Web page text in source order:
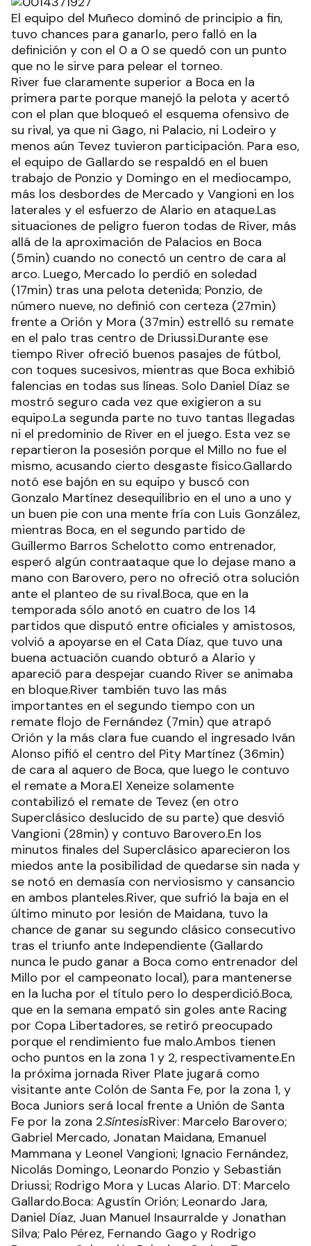
El equipo del Muñeco dominó de principio a fin,
tuvo chances para ganarlo, pero falló en la
definición y con el 0 a 0 se quedó con un punto
que no le sirve para pelear el torneo.
River fue claramente superior a Boca en la
primera parte porque manejó la pelota y acertó
con el plan que bloqueó el esquema ofensivo de
su rival, ya que ni Gago, ni Palacio, ni Lodeiro y
menos aún Tevez tuvieron participación. Para eso,
el equipo de Gallardo se respaldó en el buen
trabajo de Ponzio y Domingo en el mediocampo,
más los desbordes de Mercado y Vangioni en los
laterales y el esfuerzo de Alario en ataque.Las
situaciones de peligro fueron todas de River, más
allá de la aproximación de Palacios en Boca
(5min) cuando no conectó un centro de cara al
arco. Luego, Mercado lo perdió en soledad
(17min) tras una pelota detenida; Ponzio, de
número nueve, no definió con certeza (27min)
frente a Orión y Mora (37min) estrelló su remate
en el palo tras centro de Driussi.Durante ese
tiempo River ofreció buenos pasajes de fútbol,
con toques sucesivos, mientras que Boca exhibió
falencias en todas sus líneas. Solo Daniel Díaz se
mostró seguro cada vez que exigieron a su
equipo.La segunda parte no tuvo tantas llegadas
ni el predominio de River en el juego. Esta vez se
repartieron la posesión porque el Millo no fue el
mismo, acusando cierto desgaste físico.Gallardo
notó ese bajón en su equipo y buscó con
Gonzalo Martínez desequilibrio en el uno a uno y
un buen pie con una mente fría con Luis González,
mientras Boca, en el segundo partido de
Guillermo Barros Schelotto como entrenador,
esperó algún contraataque que lo dejase mano a
mano con Barovero, pero no ofreció otra solución
ante el planteo de su rival.Boca, que en la
temporada sólo anotó en cuatro de los 14
partidos que disputó entre oficiales y amistosos,
volvió a apoyarse en el Cata Díaz, que tuvo una
buena actuación cuando obturó a Alario y
apareció para despejar cuando River se animaba
en bloque.River también tuvo las más
importantes en el segundo tiempo con un
remate flojo de Fernández (7min) que atrapó
Orión y la más clara fue cuando el ingresado Iván
Alonso pifió el centro del Pity Martínez (36min)
de cara al aquero de Boca, que luego le contuvo
el remate a Mora.El Xeneize solamente
contabilizó el remate de Tevez (en otro
Superclásico deslucido de su parte) que desvió
Vangioni (28min) y contuvo Barovero.En los
minutos finales del Superclásico aparecieron los
miedos ante la posibilidad de quedarse sin nada y
se notó en demasía con nerviosismo y cansancio
en ambos planteles.River, que sufrió la baja en el
último minuto por lesión de Maidana, tuvo la
chance de ganar su segundo clásico consecutivo
tras el triunfo ante Independiente (Gallardo
nunca le pudo ganar a Boca como entrenador del
Millo por el campeonato local), para mantenerse
en la lucha por el título pero lo desperdició.Boca,
que en la semana empató sin goles ante Racing
por Copa Libertadores, se retiró preocupado
porque el rendimiento fue malo.Ambos tienen
ocho puntos en la zona 1 y 2, respectivamente.En
la próxima jornada River Plate jugará como
visitante ante Colón de Santa Fe, por la zona 1, y
Boca Juniors será local frente a Unión de Santa
Fe por la zona 2.SíntesisRiver: Marcelo Barovero;
Gabriel Mercado, Jonatan Maidana, Emanuel
Mammana y Leonel Vangioni; Ignacio Fernández,
Nicolás Domingo, Leonardo Ponzio y Sebastián
Driussi; Rodrigo Mora y Lucas Alario. DT: Marcelo
Gallardo.Boca: Agustín Orión; Leonardo Jara,
Daniel Díaz, Juan Manuel Insaurralde y Jonathan
Silva; Palo Pérez, Fernando Gago y Rodrigo